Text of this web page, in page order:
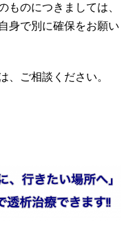
ものにつきましては、
身で別に確保をお願い
、ご相談ください。